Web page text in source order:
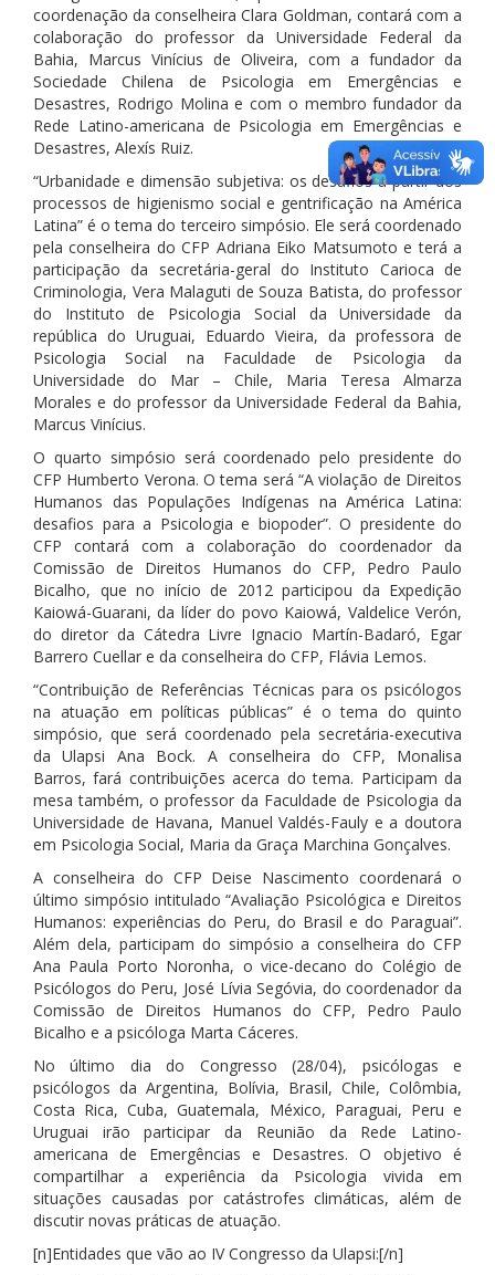
coordenação da conselheira Clara Goldman, contará com a
colaboração do professor da Universidade Federal da
Bahia, Marcus Vinícius de Oliveira, com a fundador da
Sociedade Chilena de Psicologia em Emergências e
Desastres, Rodrigo Molina e com o membro fundador da
Rede Latino-americana de Psicologia em Emergências e
Desastres, Alexís Ruiz.
“Urbanidade e dimensão subjetiva: os desafios a partir dos
processos de higienismo social e gentrificação na América
Latina” é o tema do terceiro simpósio. Ele será coordenado
pela conselheira do CFP Adriana Eiko Matsumoto e terá a
participação da secretária-geral do Instituto Carioca de
Criminologia, Vera Malaguti de Souza Batista, do professor
do Instituto de Psicologia Social da Universidade da
república do Uruguai, Eduardo Vieira, da professora de
Psicologia Social na Faculdade de Psicologia da
Universidade do Mar – Chile, Maria Teresa Almarza
Morales e do professor da Universidade Federal da Bahia,
Marcus Vinícius.
O quarto simpósio será coordenado pelo presidente do
CFP Humberto Verona. O tema será “A violação de Direitos
Humanos das Populações Indígenas na América Latina:
desafios para a Psicologia e biopoder”. O presidente do
CFP contará com a colaboração do coordenador da
Comissão de Direitos Humanos do CFP, Pedro Paulo
Bicalho, que no início de 2012 participou da Expedição
Kaiowá-Guarani, da líder do povo Kaiowá, Valdelice Verón,
do diretor da Cátedra Livre Ignacio Martín-Badaró, Egar
Barrero Cuellar e da conselheira do CFP, Flávia Lemos.
“Contribuição de Referências Técnicas para os psicólogos
na atuação em políticas públicas” é o tema do quinto
simpósio, que será coordenado pela secretária-executiva
da Ulapsi Ana Bock. A conselheira do CFP, Monalisa
Barros, fará contribuições acerca do tema. Participam da
mesa também, o professor da Faculdade de Psicologia da
Universidade de Havana, Manuel Valdés-Fauly e a doutora
em Psicologia Social, Maria da Graça Marchina Gonçalves.
A conselheira do CFP Deise Nascimento coordenará o
último simpósio intitulado “Avaliação Psicológica e Direitos
Humanos: experiências do Peru, do Brasil e do Paraguai”.
Além dela, participam do simpósio a conselheira do CFP
Ana Paula Porto Noronha, o vice-decano do Colégio de
Psicólogos do Peru, José Lívia Segóvia, do coordenador da
Comissão de Direitos Humanos do CFP, Pedro Paulo
Bicalho e a psicóloga Marta Cáceres.
No último dia do Congresso (28/04), psicólogas e
psicólogos da Argentina, Bolívia, Brasil, Chile, Colômbia,
Costa Rica, Cuba, Guatemala, México, Paraguai, Peru e
Uruguai irão participar da Reunião da Rede Latino-
americana de Emergências e Desastres. O objetivo é
compartilhar a experiência da Psicologia vivida em
situações causadas por catástrofes climáticas, além de
discutir novas práticas de atuação.
[n]Entidades que vão ao IV Congresso da Ulapsi:[/n]